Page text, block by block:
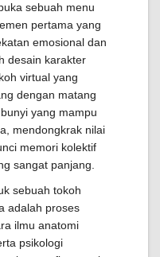
sebuah menu
pertama yang
emosional dan
desain karakter
virtual yang
dengan matang
yang mampu
mendongkrak nilai
memori kolektif
sangat panjang.
sebuah tokoh
adalah proses
ilmu anatomi
psikologi